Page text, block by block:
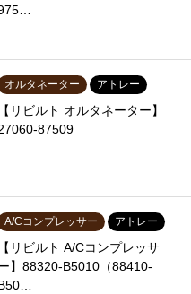
オルタネーター アトレー
【リビルト オルタネーター】
87509
A/Cコンプレッサー アトレー
【リビルト A/Cコンプレッサ
】88320-B5010（88410-